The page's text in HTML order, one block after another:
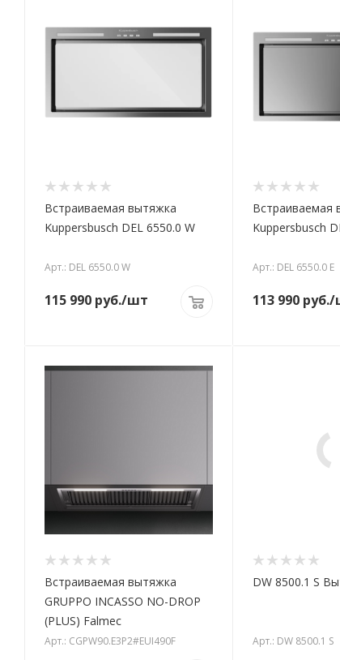
Встраиваемая вытяжка
Kuppersbusch DEL 6550.0 W
Арт.: DEL 6550.0 W
115 990 руб./шт
Встраиваемая
Kuppersbusch
Арт.: DEL 6550.0 E
113 990руб./
Встраиваемая вытяжка
GRUPPO INCASSO NO-DROP
(PLUS) Falmec
Арт.: CGPW90.E3P2#EUI490F
DW 8500.1 S
Арт.: DW 8500.1 S